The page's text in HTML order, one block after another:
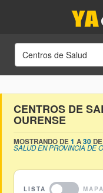
CENTROS DE
OURENSE
MOSTRANDO DE1 A30 DE
SALUD EN PROVINCIA DE